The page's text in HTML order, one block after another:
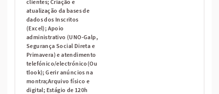
clientes; Criação e
atualização da bases de
dados dos Inscritos
(Excel); Apoio
administrativo (UNO-Galp,
Segurança Social Direta e
Primavera) e atendimento
telefónico/electrónico(Ou
tlook); Gerir anúncios na
montra;Arquivo físico e
digital; Estágio de 120h